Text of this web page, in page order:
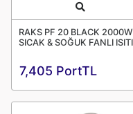
Quick View
RAKS PF 20 BLACK 2000W
SICAK & SOĞUK FANLI
7,405 PortTL